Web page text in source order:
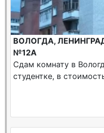
ВОЛОГДА,
№12А
Сдам комнату в
студентке, в